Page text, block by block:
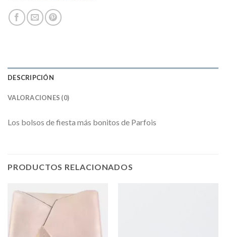
DESCRIPCIÓN
VALORACIONES (0)
Los bolsos de fiesta más bonitos de Parfois
PRODUCTOS RELACIONADOS